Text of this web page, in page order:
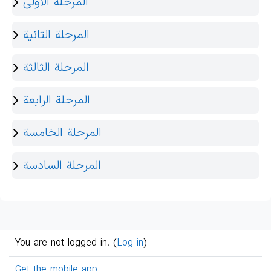
المرحلة الثانية
المرحلة الثالثة
المرحلة الرابعة
المرحلة الخامسة
المرحلة السادسة
You are not logged in. (Log in)